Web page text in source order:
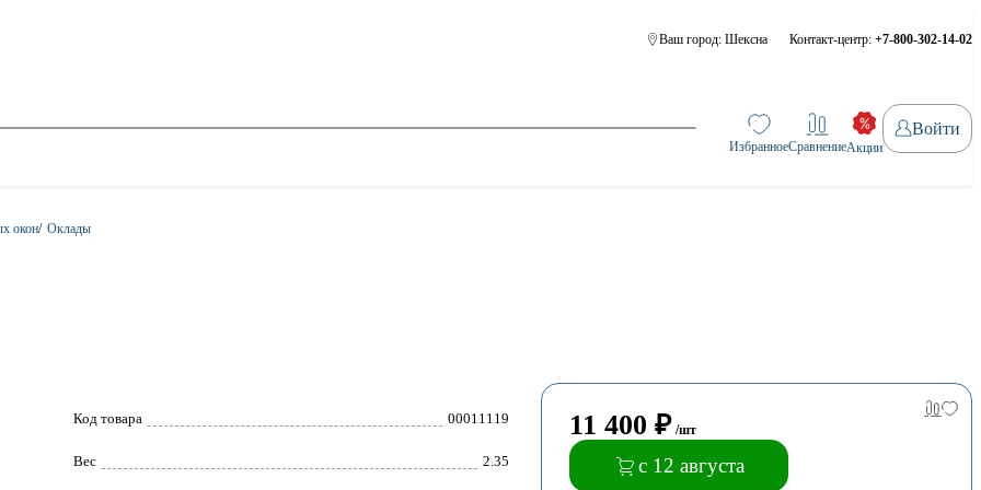
Ваш город: Шексна Контакт-центр: +7-800-302-14-02
ИзбранноеСравнениеАкции
Войти
окон/ Оклады
Код товара 00011119
Вес 2.35
11 400 ₽ /шт
с 12 августа